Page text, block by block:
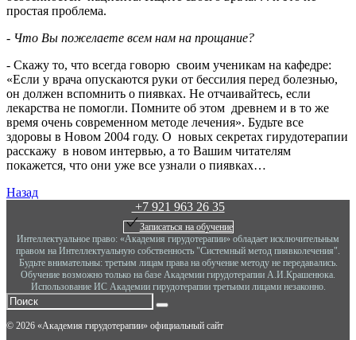
простая проблема.
- Что Вы пожелаете всем нам на прощание?
- Скажу то, что всегда говорю своим ученикам на кафедре:
«Если у врача опускаются руки от бессилия перед болезнью,
он должен вспомнить о пиявках. Не отчаивайтесь, если
лекарства не помогли. Помните об этом древнем и в то же
время очень современном методе лечения». Будьте все
здоровы в Новом 2004 году. О новых секретах гирудотерапии
расскажу в новом интервью, а то Вашим читателям
покажется, что они уже все узнали о пиявках…
Назад
+7 921 963 26 35
Записаться на обучение
Интеллектуальное право: «Академия гирудотерапии» обладает исключительным
правом на Интеллектуальную собственность "Системный метод пиявколечения".
Будьте внимательны: третьим лицам права на обучение методу не передавались.
Обучение возможно только на базе Академии гирудотерапии А.И.Крашенюка.
Использование ИС Академии гирудотерапии третьими лицами незаконно.
© 2026 «Академия гирудотерапии» официальный сайт